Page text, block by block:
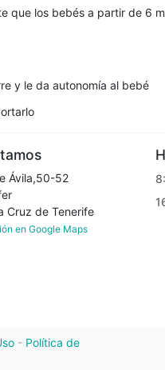
que los bebés a partir de 6
y le da autonomía al bebé
Ávila,50-52
Cruz de Tenerife
en Google Maps
- Política de